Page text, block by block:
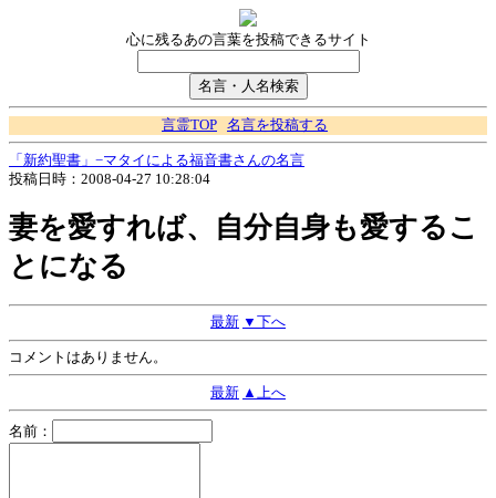
心に残るあの言葉を投稿できるサイト
言霊TOP 名言を投稿する
「新約聖書」−マタイによる福音書さんの名言
投稿日時：2008-04-27 10:28:04
妻を愛すれば、自分自身も愛するこ
とになる
最新 ▼下へ
コメントはありません。
最新 ▲上へ
名前：